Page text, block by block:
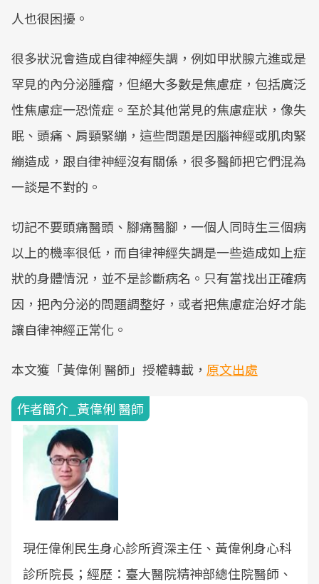
人也很困擾。
很多狀況會造成自律神經失調，例如甲狀腺亢進或是
罕見的內分泌腫瘤，但絕大多數是焦慮症，包括廣泛
性焦慮症一恐慌症。至於其他常見的焦慮症狀，像失
眠、頭痛、肩頸緊繃，這些問題是因腦神經或肌肉緊
繃造成，跟自律神經沒有關係，很多醫師把它們混為
一談是不對的。
切記不要頭痛醫頭、腳痛醫腳，一個人同時生三個病
以上的機率很低，而自律神經失調是一些造成如上症
狀的身體情況，並不是診斷病名。只有當找出正確病
因，把內分泌的問題調整好，或者把焦慮症治好才能
讓自律神經正常化。
本文獲「黃偉俐 醫師」授權轉載， 原文出處
作者簡介_黃偉俐 醫師
現任偉俐民生身心診所資深主任、黃偉俐身心科
診所院長；經歷：臺大醫院精神部總住院醫師、